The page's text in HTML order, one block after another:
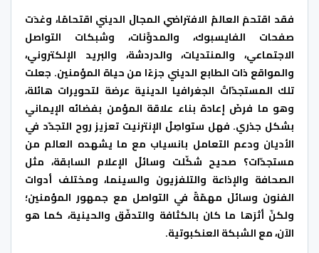
فقد اقتحمَ العالمُ الافتراضي المجالَ الديني اقتحامًا، وغدَت
صفحات الفايسبوك، والمدوَّنات، وشبكات التواصل
الاجتماعي، والمنتديات، والدردشة، والبريد الإلكتروني،
والمواقع ذات الطابع الديني جزءًا من حياة المؤمنين. جعلت
تلك المستجدّاتُ الجغرافيا الدينية عرضة لتحويرات هائلة،
وهو ما فرضَ إعادة بناء علاقة المؤمن بفضائه الإيماني
بشكل جذري. فهل ستواصِلُ الإنترنيت تعزيز روح التجدّد في
الأديان ودعم التعامل بانسياب مع ما يشهده العالم من
مستجدّات؟ صحيح شكّلت وسائلُ الإعلام السابقة، مثل
الصحافة والإذاعة والتلفزيون والسينما، ومختلف أدوات
الفنون وسائلَ مهمّةً في التواصل مع جمهور المؤمنين؛
ولكنّ أثرَها ما كان بالكثافة والتدفّق والحينية، كما هو
الآن، مع الشبكة العنكبوتية.